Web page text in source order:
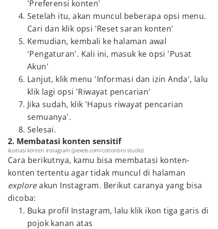
'Preferensi konten'
Setelah itu, akan muncul beberapa opsi menu.
Cari dan klik opsi 'Reset saran konten'
Kemudian, kembali ke halaman awal
'Pengaturan'. Kali ini, masuk ke opsi 'Pusat
Akun'
Lanjut, klik menu 'Informasi dan izin Anda', lalu
klik lagi opsi 'Riwayat pencarian'
Jika sudah, klik 'Hapus riwayat pencarian
semuanya'.
Selesai.
2. Membatasi konten sensitif
ilustrasi konten instagram (pexels.com/cottonbro studio)
Cara berikutnya, kamu bisa membatasi konten-
konten tertentu agar tidak muncul di halaman
exploreakun Instagram. Berikut caranya yang bisa
dicoba:
Buka profil Instagram, lalu klik ikon tiga garis di
pojok kanan atas